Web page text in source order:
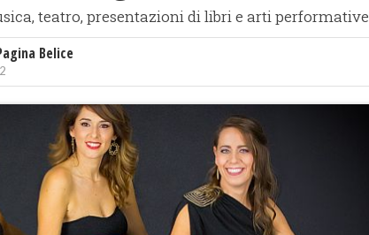
teatro, presentazioni di libri e arti performative
Belice